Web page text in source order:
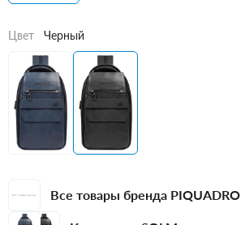
Цвет Черный
Все товары бренда PIQUADRO